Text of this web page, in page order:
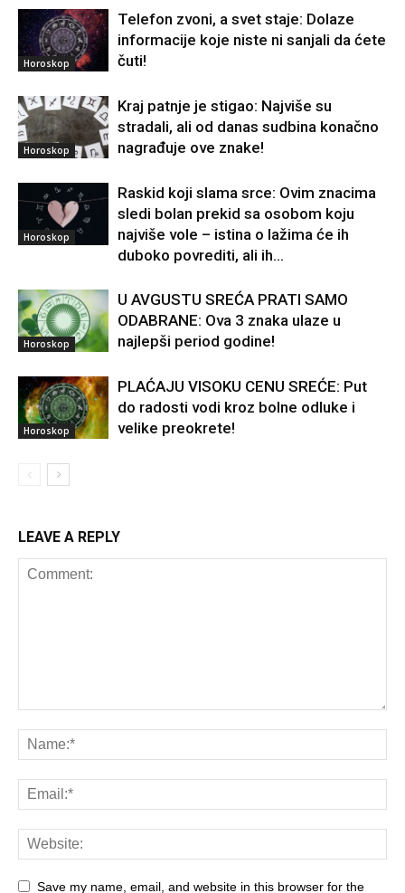
Horoskop
Telefon zvoni, a svet staje: Dolaze
informacije koje niste ni sanjali da ćete
čuti!
Horoskop
Kraj patnje je stigao: Najviše su
stradali, ali od danas sudbina konačno
nagrađuje ove znake!
Horoskop
Raskid koji slama srce: Ovim znacima
sledi bolan prekid sa osobom koju
najviše vole – istina o lažima će ih
duboko povrediti, ali ih...
Horoskop
U AVGUSTU SREĆA PRATI SAMO
ODABRANE: Ova 3 znaka ulaze u
najlepši period godine!
Horoskop
PLAĆAJU VISOKU CENU SREĆE: Put
do radosti vodi kroz bolne odluke i
velike preokrete!
LEAVE A REPLY
Save my name, email, and website in this browser for the